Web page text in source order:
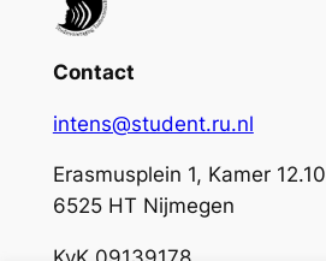
Contact
intens@student.ru.nl
Erasmusplein 1, Kamer 12.10
6525 HT Nijmegen